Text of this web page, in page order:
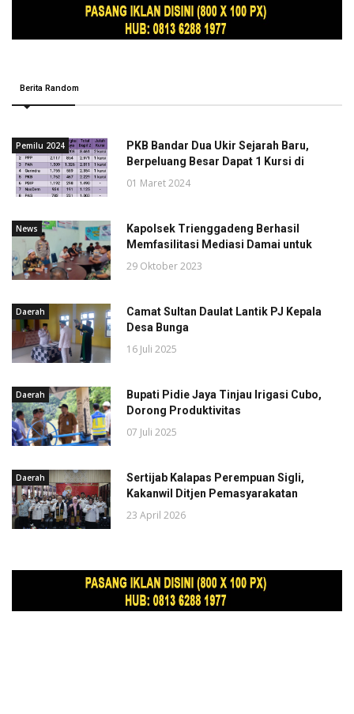
Berita Random
Pemilu 2024
PKB Bandar Dua Ukir Sejarah Baru,
Berpeluang Besar Dapat 1 Kursi di
01 Maret 2024
News
Kapolsek Trienggadeng Berhasil
Memfasilitasi Mediasi Damai untuk
29 Oktober 2023
Daerah
Camat Sultan Daulat Lantik PJ Kepala
Desa Bunga
16 Juli 2025
Daerah
Bupati Pidie Jaya Tinjau Irigasi Cubo,
Dorong Produktivitas
07 Juli 2025
Daerah
Sertijab Kalapas Perempuan Sigli,
Kakanwil Ditjen Pemasyarakatan
23 April 2026